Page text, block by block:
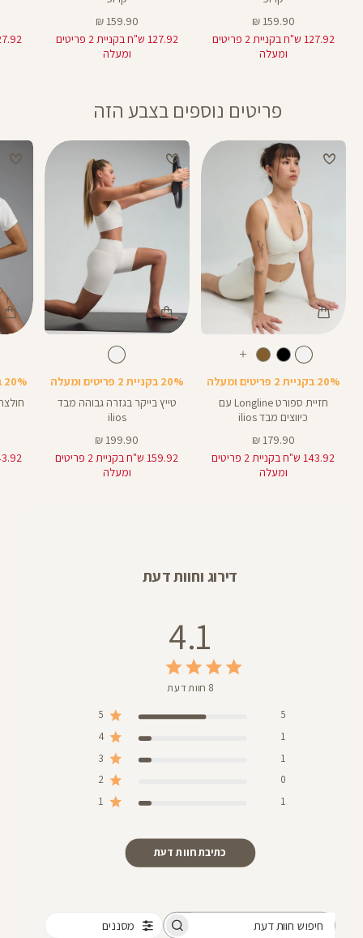
מחיר
מוצר
159.90 ₪
127.92 ש"ח בקניית 2 פריטים
ומעלה
מחיר
מוצר
159.90 ₪
127.92 ש"ח בקניית 2 פריטים
ומעלה
פריטים נוספים בצבע הזה
צבע
לבן
עוד
20% בקניית 2 פריטים ומעלה
חזיית ספורט Longline עם
כיווצים מבד ilios
מחיר
מוצר
179.90 ₪
143.92 ש"ח בקניית 2 פריטים
ומעלה
צבעלבן
20% בקניית 2 פריטים ומעלה
טייץ בייקר בגזרה גבוהה מבד
ilios
מחיר
מוצר
199.90 ₪
159.92 ש"ח בקניית 2 פריטים
ומעלה
20% בקניית 2 פריטים ומעלה
דירוג וחוות דעת
4.1
8 חוות דעת
5
5
4
1
3
1
2 0
1 1
כתיבת חוות דעת
מסננים